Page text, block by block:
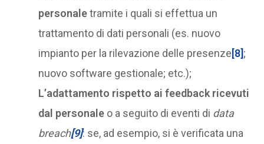
personaletramite i quali si effettua un
trattamento di dati personali (es. nuovo
impianto per la rilevazione delle presenze[8];
nuovo software gestionale; etc.);
L’adattamento rispetto ai feedback ricevuti
dal personale o a seguito di eventi di data
breach[9]: se, ad esempio, si è verificata una